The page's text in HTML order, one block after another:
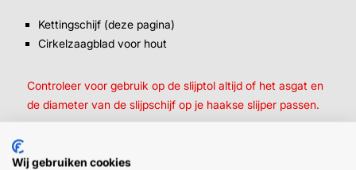
Kettingschijf (deze pagina)
Cirkelzaagblad voor hout
Controleer voor gebruik op de slijptol altijd of het asgat en
de diameter van de slijpschijf op je haakse slijper passen.
Wij gebruiken cookies